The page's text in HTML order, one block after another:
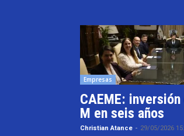
Empresas
CAEME:
M en seis años
Christian Atance - 29/05/2026